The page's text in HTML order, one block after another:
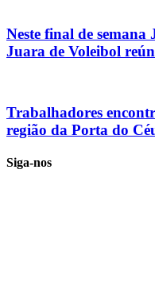
Neste final de semana
Juara de Voleibol
Trabalhadores
região da Porta do
Siga-nos